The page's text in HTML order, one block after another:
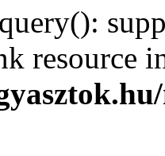
resource